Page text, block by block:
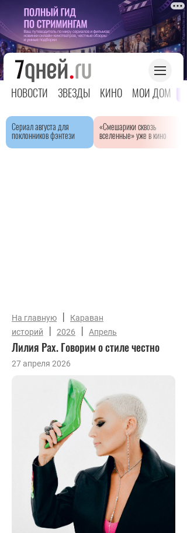
НОВОСТИ ЗВЕЗДЫ КИНО МОЙ ДОМ
Сериал августа для
поклонников фэнтези
«Смешарики сквозь
вселенные» уже в кино
На главную |
Караван
историй
| 2026 | Апрель
Лилия Рах. Говорим о стиле честно
27 апреля 2026